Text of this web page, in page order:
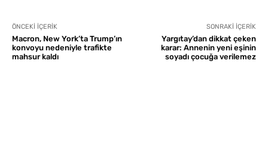
ÖNCEKI İÇERIK
Macron, New York’ta Trump’ın
konvoyu nedeniyle trafikte
mahsur kaldı
SONRAKI İÇERIK
Yargıtay’dan dikkat çeken
karar: Annenin yeni eşinin
soyadı çocuğa verilemez